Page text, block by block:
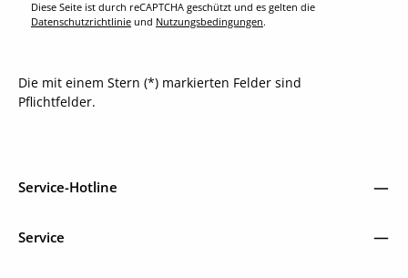
Diese Seite ist durch reCAPTCHA geschützt und es gelten die
Datenschutzrichtlinie und Nutzungsbedingungen.
Die mit einem Stern (*) markierten Felder sind
Pflichtfelder.
Service-Hotline
Service